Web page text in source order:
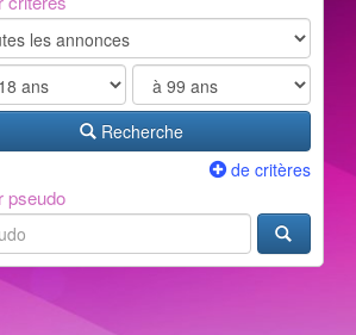
Recherche
de critères